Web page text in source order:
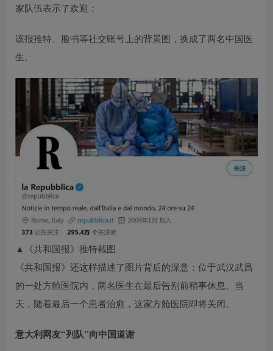
家队伍表示了欢迎：
该报推特、脸书等社交账号上的背景图，换成了两名中国医
生。
▲《共和国报》推特截图
《共和国报》还这样描述了图片背后的深意：位于武汉武昌
的一处方舱医院内，两名医生在最后告别前稍事休息。当
天，随着最后一个患者治愈，这家方舱医院即将关闭。
意大利网友“列队”向中国道谢